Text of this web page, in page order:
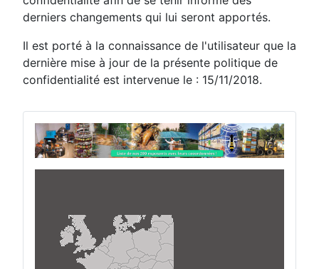
derniers changements qui lui seront apportés.
Il est porté à la connaissance de l'utilisateur que la
dernière mise à jour de la présente politique de
confidentialité est intervenue le : 15/11/2018.